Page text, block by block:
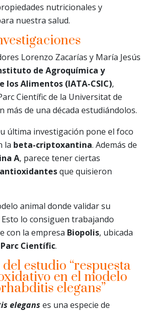
nutricionales y
nuestra salud.
Lorenzo Zacarías y María Jesús
de Agroquímica y
los Alimentos (IATA-CSIC),
Científic de la Universitat de
más de una década estudiándolos.
última investigación pone el foco
la beta-criptoxantina. Además de
A, parece tener ciertas
que quisieron
animal donde validar su
lo consiguen trabajando
con la empresa Biopolis, ubicada
Parc Científic.
estudio “respuesta
en el modelo
elegans”
elegans es una especie de